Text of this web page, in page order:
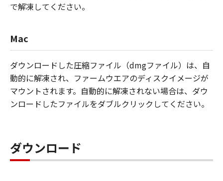
で解凍してください。
Mac
ダウンロードした圧縮ファイル（dmgファイル）は、自
動的に解凍され、ファームウエアのディスクイメージが
マウントされます。自動的に解凍されない場合は、ダウ
ンロードしたファイルをダブルクリックしてください。
ダウンロード